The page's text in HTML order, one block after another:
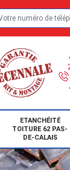
ETANCHÉITÉ
TOITURE 62 PAS-
DE-CALAIS